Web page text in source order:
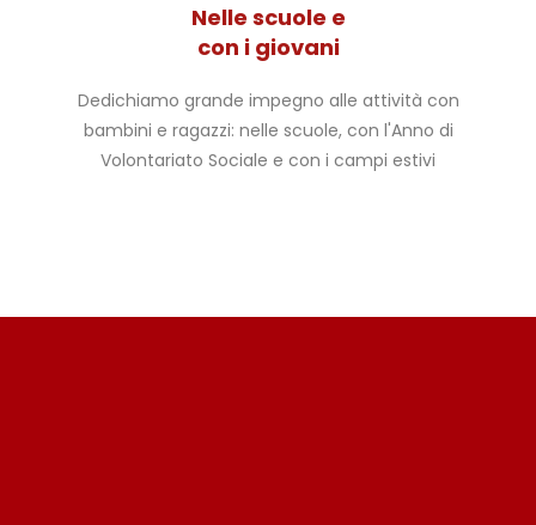
Nelle scuole e
con i giovani
Dedichiamo grande impegno alle attività con
bambini e ragazzi: nelle scuole, con l'Anno di
Volontariato Sociale e con i campi estivi